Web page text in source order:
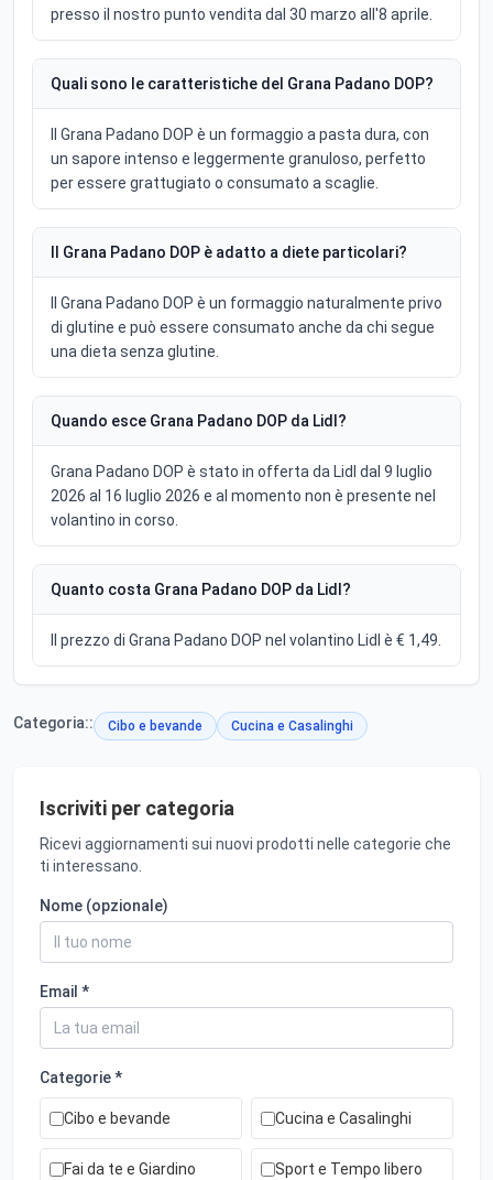
presso il nostro punto vendita dal 30 marzo all'8 aprile.
Quali sono le caratteristiche del Grana Padano DOP?
Il Grana Padano DOP è un formaggio a pasta dura, con
un sapore intenso e leggermente granuloso, perfetto
per essere grattugiato o consumato a scaglie.
Il Grana Padano DOP è adatto a diete particolari?
Il Grana Padano DOP è un formaggio naturalmente privo
di glutine e può essere consumato anche da chi segue
una dieta senza glutine.
Quando esce Grana Padano DOP da Lidl?
Grana Padano DOP è stato in offerta da Lidl dal 9 luglio
2026 al 16 luglio 2026 e al momento non è presente nel
volantino in corso.
Quanto costa Grana Padano DOP da Lidl?
Il prezzo di Grana Padano DOP nel volantino Lidl è € 1,49.
Categoria:: Cibo e bevande Cucina e Casalinghi
Iscriviti per categoria
Ricevi aggiornamenti sui nuovi prodotti nelle categorie che
ti interessano.
Nome (opzionale)
Email *
Categorie *
Cibo e bevande Cucina e Casalinghi
Fai da te e Giardino Sport e Tempo libero